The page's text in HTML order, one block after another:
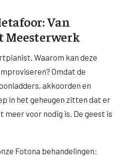
Van
Meesterwerk
Waarom kan deze
Omdat de
akkoorden en
in het geheugen zitten dat er
meer voor nodig is. De geest is
Fotona behandelingen: